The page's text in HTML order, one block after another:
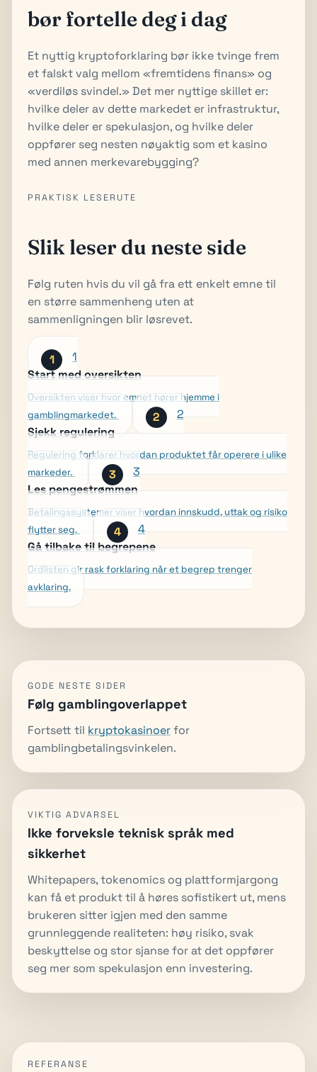
bør fortelle deg i dag
Et nyttig kryptoforklaring bør ikke tvinge frem
et falskt valg mellom «fremtidens finans» og
«verdiløs svindel.» Det mer nyttige skillet er:
hvilke deler av dette markedet er infrastruktur,
hvilke deler er spekulasjon, og hvilke deler
oppfører seg nesten nøyaktig som et kasino
med annen merkevarebygging?
PRAKTISK LESERUTE
Slik leser du neste side
Følg ruten hvis du vil gå fra ett enkelt emne til
en større sammenheng uten at
sammenligningen blir løsrevet.
1
Start med oversikten
Oversikten viser hvor emnet hører hjemme i
gamblingmarkedet.
2
Sjekk regulering
Regulering forklarer hvordan produktet får operere i ulike
markeder.
3
Les pengestrømmen
Betalingssystemer viser hvordan innskudd, uttak og risiko
flytter seg.
4
Gå tilbake til begrepene
Ordlisten gir rask forklaring når et begrep trenger
avklaring.
GODE NESTE SIDER
Følg gamblingoverlappet
Fortsett til krypto­kasinoerfor
gamblingbetalingsvinkelen.
VIKTIG ADVARSEL
Ikke forveksle teknisk språk med
sikkerhet
Whitepapers, tokenomics og plattformjargong
kan få et produkt til å høres sofistikert ut, mens
brukeren sitter igjen med den samme
grunnleggende realiteten: høy risiko, svak
beskyttelse og stor sjanse for at det oppfører
seg mer som spekulasjon enn investering.
REFERANSE